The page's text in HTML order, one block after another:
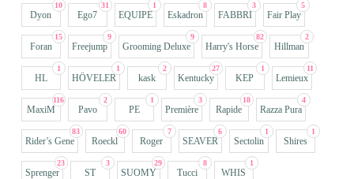
10
Dyon
31
Ego7
1
EQUIPE
8
Eskadron
3
FABBRI
5
Fair Play
15
Foran
9
Freejump
9
Grooming Deluxe
82
Harry's Horse
2
Hillman
1
HL
1
HÖVELER
2
kask
27
Kentucky
1
KEP
11
Lemieux
116
MaxiM
2
Pavo
1
PE
3
Première
18
Rapide
4
Razza Pura
83
Rider’s Gene
60
Roeckl
7
Roger
6
SEAVER
1
Sectolin
1
Shires
23
Sprenger
3
ST
29
SUOMY
8
Tucci
1
WHIS